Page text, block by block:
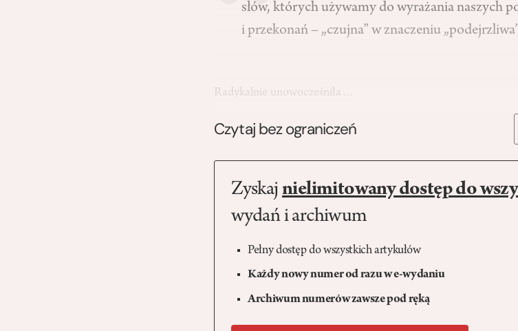
słów, których używamy do wyrażania naszych
i przekonań – „czujna” w znaczeniu
Radykalnie unowocześniła…
Czytaj bez ograniczeń
Zyskaj nielimitowany dostęp do
wydań i archiwum
Pełny dostęp do wszystkich artykułów
Każdy nowy numer od razu w e-wydaniu
Archiwum numerów zawsze pod ręką